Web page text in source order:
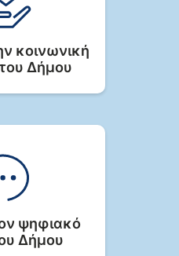
κοινωνική
Δήμου
ψηφιακό
Δήμου